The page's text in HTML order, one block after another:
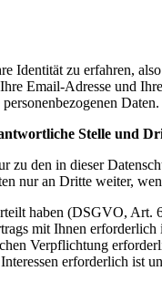
Identität zu erfahren,
Email-Adresse und
Daten.
Stelle und
zu den in dieser
nur an Dritte weiter,
haben (DSGVO, Art.
mit Ihnen
Verpflichtung
erforderlich ist